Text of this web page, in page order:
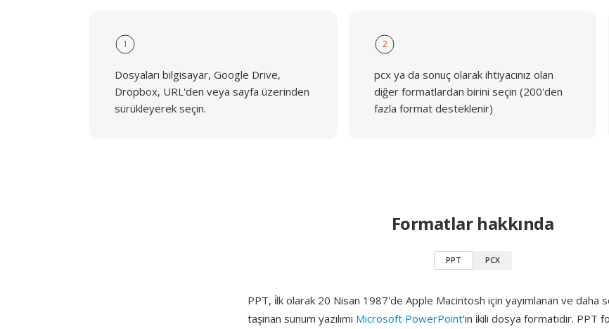
1
Dosyaları bilgisayar, Google Drive,
Dropbox, URL'den veya sayfa üzerinden
sürükleyerek seçin.
2
pcx ya da sonuç olarak ihtiyacınız olan
diğer formatlardan birini seçin (200'den
fazla format desteklenir)
Formatlar hakkında
PPT PCX
PPT, i̇lk olarak 20 Nisan 1987'de Apple Macintosh için yayımlanan ve daha
taşınan sunum yazılımı Microsoft PowerPoint'ın i̇kili dosya formatıdır. PPT